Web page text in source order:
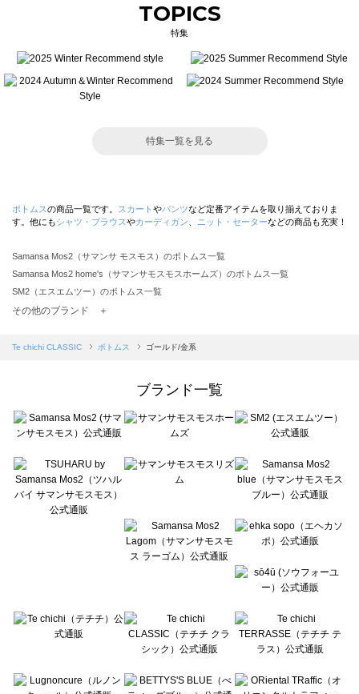
TOPICS
特集
特集一覧を見る
ボトムスの商品一覧です。 スカート やパンツなど定番アイテムを取り揃えておりま
す。他にもシャツ・ブラウスやカーディガン ニット・セーターなどの商品も充実！
Samansa Mos2（サマンサ モスモス）のボトムス一覧
Samansa Mos2 home's（サマンサモスモスホームズ）のボトムス一覧
SM2（エスエムツー）のボトムス一覧
TSUHARU by Samansa Mos2（ツハルバイサマンサモスモス）のボトムス一覧
Samansa Mos2 blue（サマンサモスモス ブルー）のボトムス一覧
sō4ū（ソウフォーユー）のボトムス一覧
Te chichi（テチチ）のボトムス一覧
Te chichi CLASSIC（テチチ クラシック）のボトムス一覧
Lugnoncure（ルノンキュール）のボトムス一覧
BETTY'S BLUE（べティーズブルー）のボトムス一覧
Wpc.（ワールドパーティー）のボトムス一覧
その他のブランド ＋
Te chichi CLASSIC ボトムス ゴールド/金系
ブランド一覧